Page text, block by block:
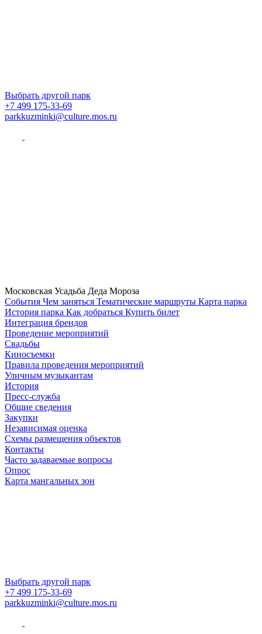
Выбрать другой парк
+7 499 175-33-69
parkkuzminki@culture.mos.ru
Московская Усадьба Деда Мороза
Cобытия Чем заняться Тематические маршруты Карта парка
История парка Как добраться Купить билет
Интеграция брендов
Проведение мероприятий
Свадьбы
Киносъемки
Правила проведения мероприятий
Уличным музыкантам
История
Пресс-служба
Общие сведения
Закупки
Независимая оценка
Схемы размещения объектов
Контакты
Часто задаваемые вопросы
Опрос
Карта мангальных зон
Выбрать другой парк
+7 499 175-33-69
parkkuzminki@culture.mos.ru